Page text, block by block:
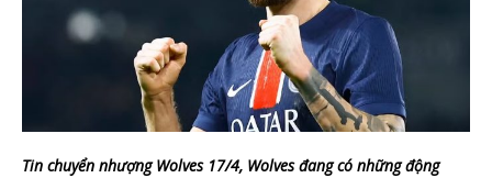
Tin chuyển nhượng Wolves 17/4, Wolves đang có những động